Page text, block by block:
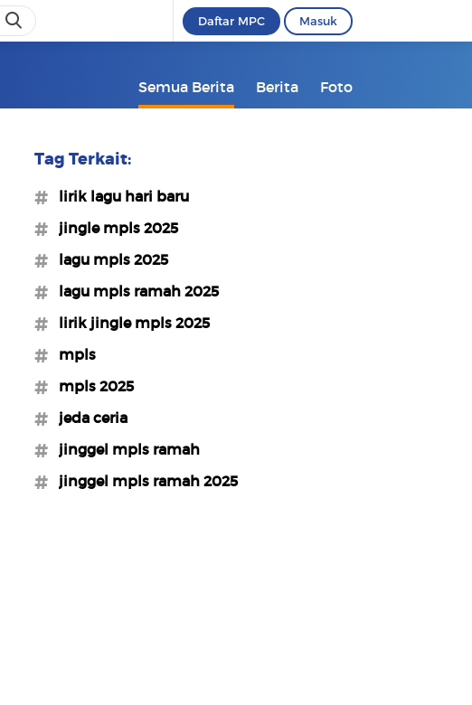
Daftar MPC Masuk
Semua Berita Berita Foto
Tag Terkait:
#lirik lagu hari baru
#jingle mpls 2025
#lagu mpls 2025
#lagu mpls ramah 2025
#lirik jingle mpls 2025
#mpls
#mpls 2025
#jeda ceria
#jinggel mpls ramah
#jinggel mpls ramah 2025